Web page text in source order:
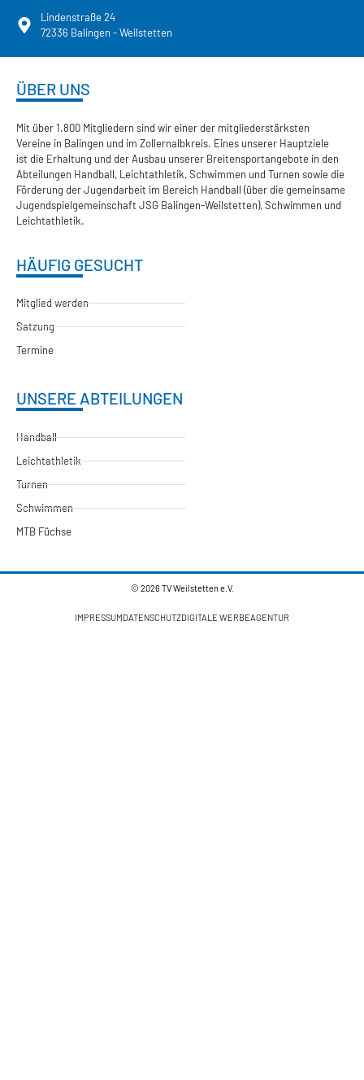
Lindenstraße 24
72336 Balingen - Weilstetten
ÜBER UNS
Mit über 1.800 Mitgliedern sind wir einer der mitgliederstärksten
Vereine in Balingen und im Zollernalbkreis. Eines unserer Hauptziele
ist die Erhaltung und der Ausbau unserer Breitensportangebote in den
Abteilungen Handball, Leichtathletik, Schwimmen und Turnen sowie die
Förderung der Jugendarbeit im Bereich Handball (über die gemeinsame
Jugendspielgemeinschaft JSG Balingen-Weilstetten), Schwimmen und
Leichtathletik.
HÄUFIG GESUCHT
Mitglied werden
Satzung
Termine
UNSERE ABTEILUNGEN
Handball
Leichtathletik
Turnen
Schwimmen
MTB Füchse
© 2026 TV Weilstetten e.V.
IMPRESSUMDATENSCHUTZDIGITALE WERBEAGENTUR